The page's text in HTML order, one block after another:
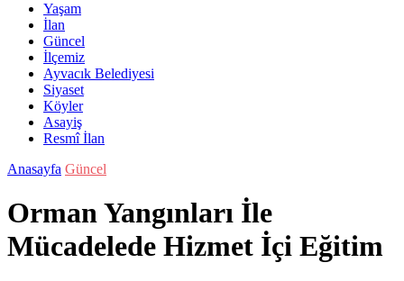
Yaşam
İlan
Güncel
İlçemiz
Ayvacık Belediyesi
Siyaset
Köyler
Asayiş
Resmî İlan
Anasayfa Güncel
Orman Yangınları İle
Mücadelede Hizmet İçi Eğitim